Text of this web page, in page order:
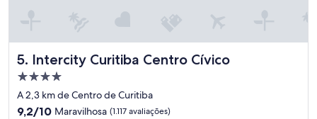
5. Intercity Curitiba Centro Cívico
Intercity Curitiba Centro Cívico
Propriedade
4.0
estrelas
A 2,3 km de Centro de Curitiba
9.2
9,2/10 Maravilhosa (1.117 avaliações)